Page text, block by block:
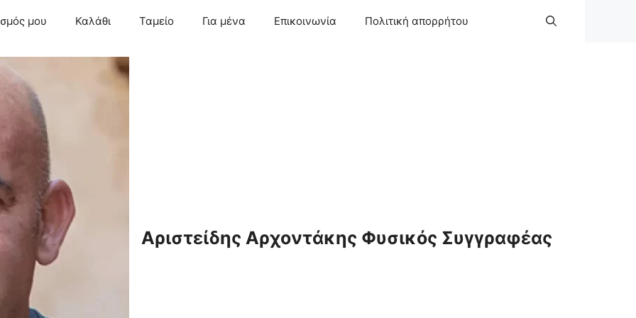
μου Καλάθι Ταμείο Για μένα Επικοινωνία Πολιτική απορρήτου
Αριστείδης Αρχοντάκης Φυσικός Συγγραφέας